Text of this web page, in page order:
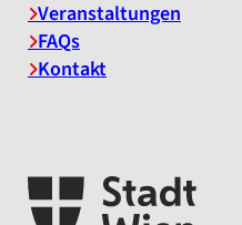
Veranstaltungen
FAQs
Kontakt